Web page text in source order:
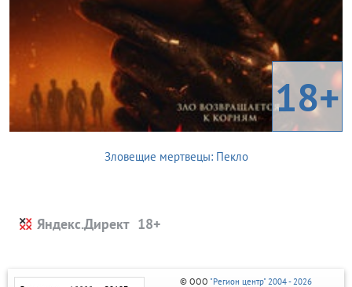
18+
Зловещие мертвецы: Пекло
Яндекс.Директ
© ООО "Регион центр" 2004 - 2026